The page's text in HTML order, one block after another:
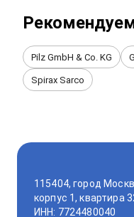
Pilz GmbH & Co. KG
Spirax Sarco
115404, город
корпус 1, квартира
ИНН: 7724480040